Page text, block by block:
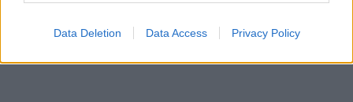
Data Deletion Data Access Privacy Policy
pentru un look de milioane.